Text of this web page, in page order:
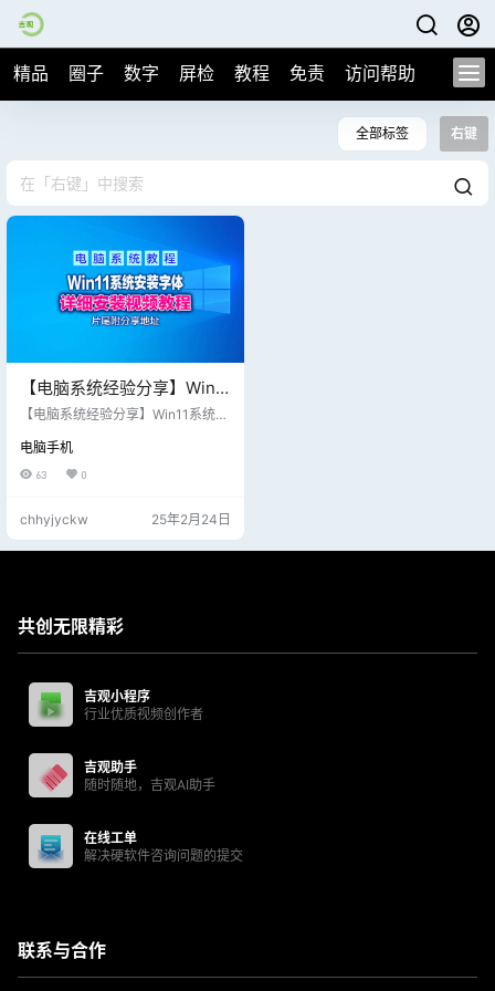
精品 圈子 数字 屏检 教程 免责 访问帮助
全部标签 右键
【电脑系统经验分享】Win11
系统安装字体方法，591个常
货~~
【电脑系统经验分享】Win11系统安
辑下载，纯干货~~ 片尾视频附送全
套字体分享下载，包含目前经典流
电脑手机
63 0
chhyjyckw 25年2月24日
共创无限精彩
吉观小程序
行业优质视频创作者
吉观助手
随时随地，吉观AI助手
在线工单
解决硬软件咨询问题的提交
联系与合作